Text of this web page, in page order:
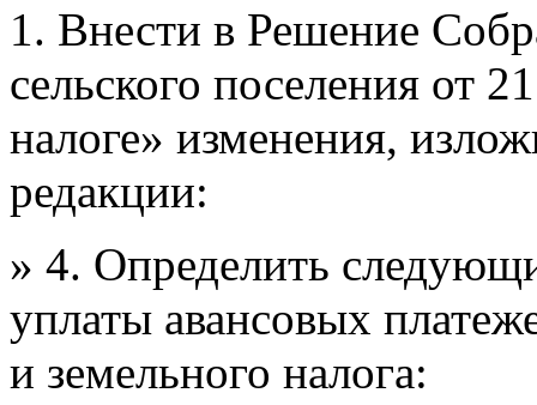
1. Внести в Решение
сельского поселения от
налоге» изменения,
редакции:
» 4. Определить
уплаты авансовых
и земельного налога: